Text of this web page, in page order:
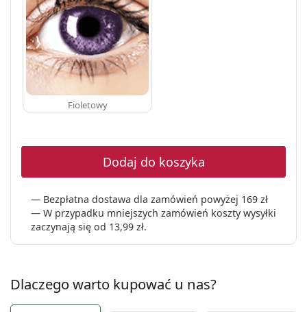
Fioletowy
Dodaj do koszyka
Bezpłatna dostawa dla zamówień powyżej 169 zł
W przypadku mniejszych zamówień koszty wysyłki
zaczynają się od 13,99 zł.
Dlaczego warto kupować u nas?